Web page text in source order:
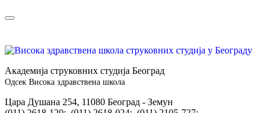
Академија струковних студија Београд
Одсек Висока здравствена школа
Цара Душана 254, 11080 Београд - Земун